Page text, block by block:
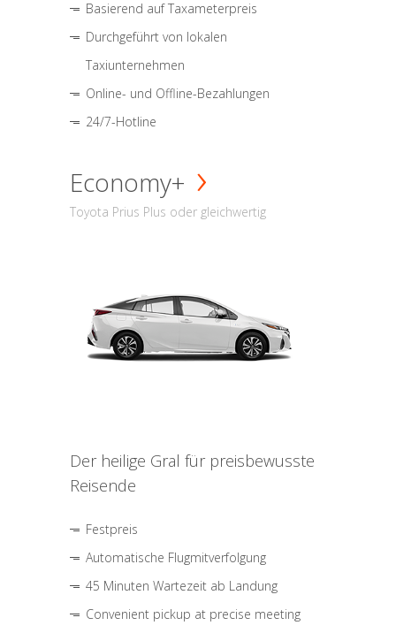
Basierend auf Taxameterpreis
Durchgeführt von lokalen
Taxiunternehmen
Online- und Offline-Bezahlungen
24/7-Hotline
Economy+
Toyota Prius Plus oder gleichwertig
Der heilige Gral für preisbewusste
Reisende
Festpreis
Automatische Flugmitverfolgung
45 Minuten Wartezeit ab Landung
Convenient pickup at precise meeting